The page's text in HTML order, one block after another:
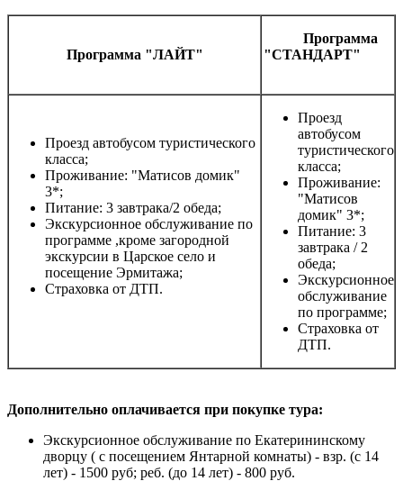
Программа "ЛАЙТ"
Программа
"СТАНДАРТ"
Проезд автобусом туристического
класса;
Проживание: "Матисов домик"
3*;
Питание: 3 завтрака/2 обеда;
Экскурсионное обслуживание по
программе ,кроме загородной
экскурсии в Царское село и
посещение Эрмитажа;
Страховка от ДТП.
Проезд
автобусом
туристического
класса;
Проживание:
"Матисов
домик" 3*;
Питание: 3
завтрака / 2
обеда;
Экскурсионное
обслуживание
по программе;
Страховка от
ДТП.
Дополнительно оплачивается при покупке тура:
Экскурсионное обслуживание по Екатерининскому
дворцу ( с посещением Янтарной комнаты) - взр. (с 14
лет) - 1500 руб; реб. (до 14 лет) - 800 руб.